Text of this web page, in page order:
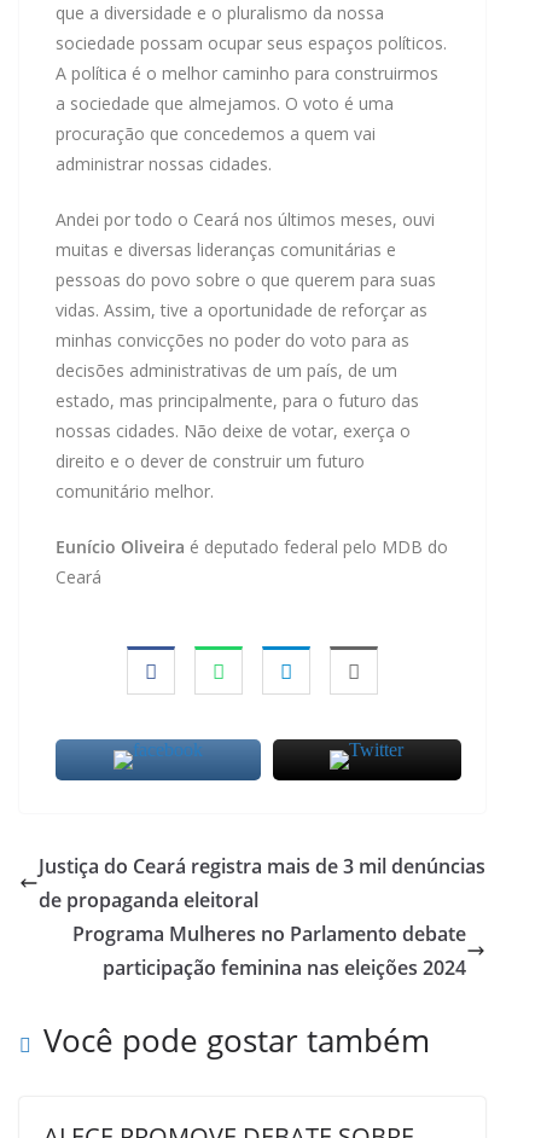
que a diversidade e o pluralismo da nossa
sociedade possam ocupar seus espaços políticos.
A política é o melhor caminho para construirmos
a sociedade que almejamos. O voto é uma
procuração que concedemos a quem vai
administrar nossas cidades.
Andei por todo o Ceará nos últimos meses, ouvi
muitas e diversas lideranças comunitárias e
pessoas do povo sobre o que querem para suas
vidas. Assim, tive a oportunidade de reforçar as
minhas convicções no poder do voto para as
decisões administrativas de um país, de um
estado, mas principalmente, para o futuro das
nossas cidades. Não deixe de votar, exerça o
direito e o dever de construir um futuro
comunitário melhor.
Eunício Oliveira é deputado federal pelo MDB do
Ceará
Justiça do Ceará registra mais de 3 mil denúncias
de propaganda eleitoral
Programa Mulheres no Parlamento debate
participação feminina nas eleições 2024
Você pode gostar também